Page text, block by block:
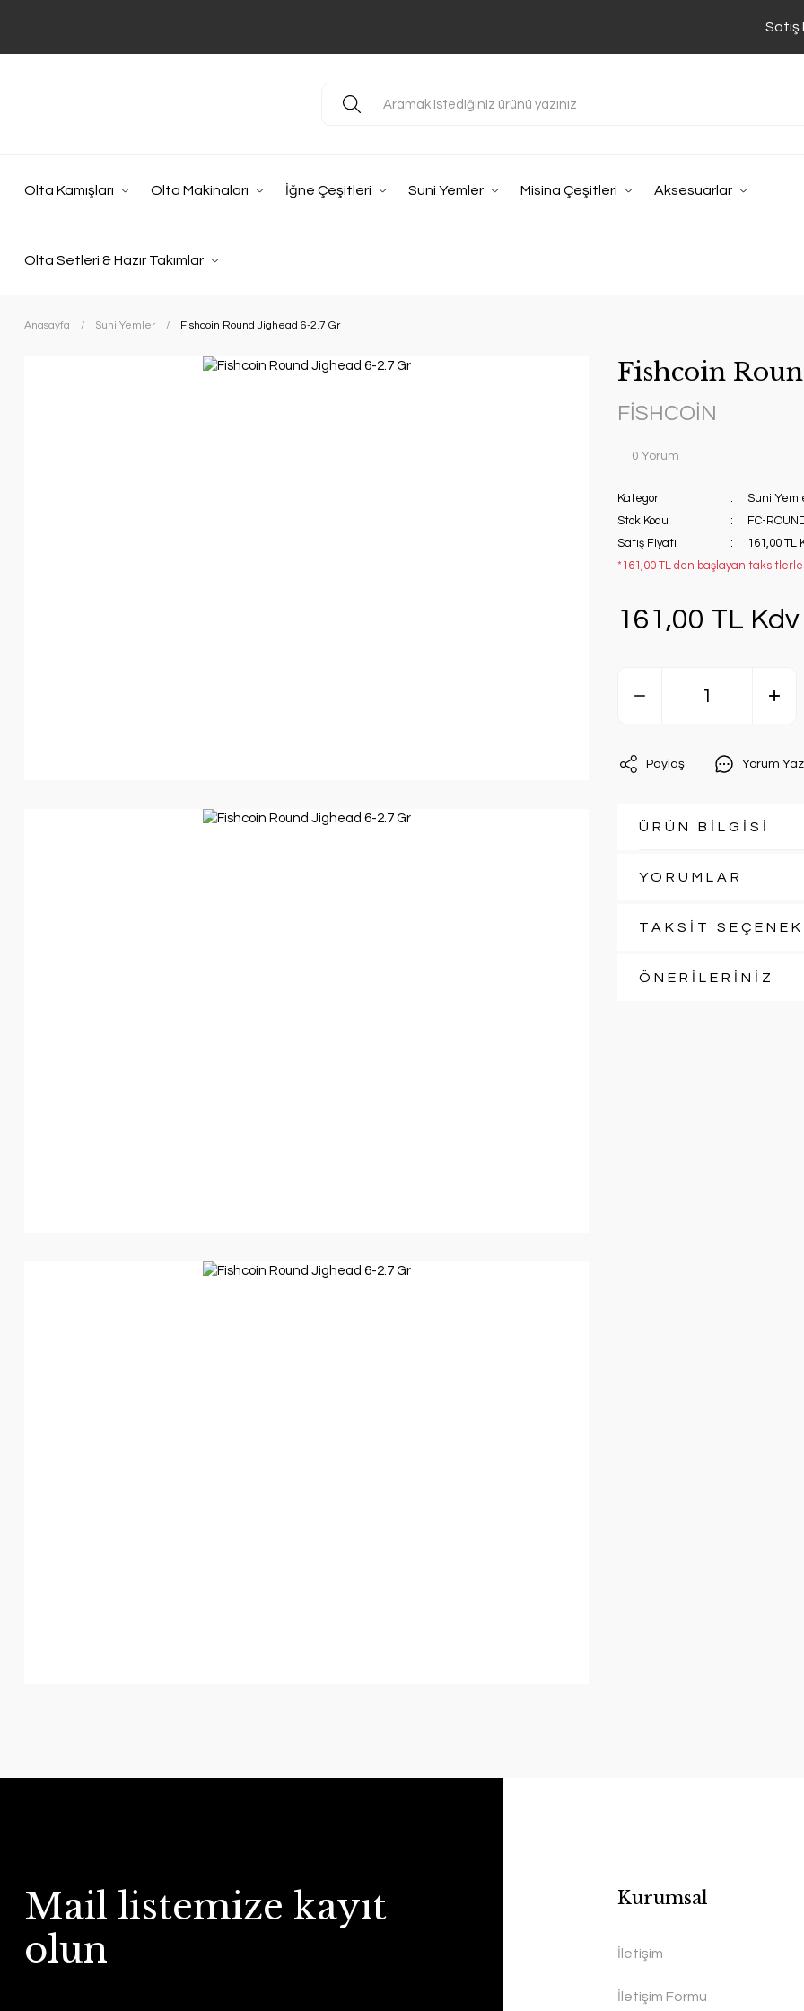
Satış
Olta Kamışları Olta Makinaları İğne Çeşitleri Suni Yemler Misina Çeşitleri Aksesuarlar
Olta Setleri & Hazır Takımlar
Anasayfa Suni Yemler Fishcoin Round Jighead 6-2.7 Gr
Fishcoin
FİSHCOİN
0 Yorum
Kategori
Suni
Stok Kodu
FC-
Satış Fiyatı
161,00 TL
*161,00 TL den başlayan
161,00 TL
Paylaş Yorum Yaz
ÜRÜN BİLGİSİ
YORUMLAR
TAKSİT
ÖNERİLERİNİZ
Mail listemize kayıt
olun
Kurumsal
İletişim
İletişim Formu